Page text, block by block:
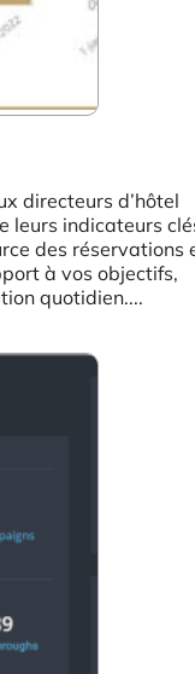
directeurs d’hôtel
leurs indicateurs
des réservations
à vos objectifs,
quotidien....